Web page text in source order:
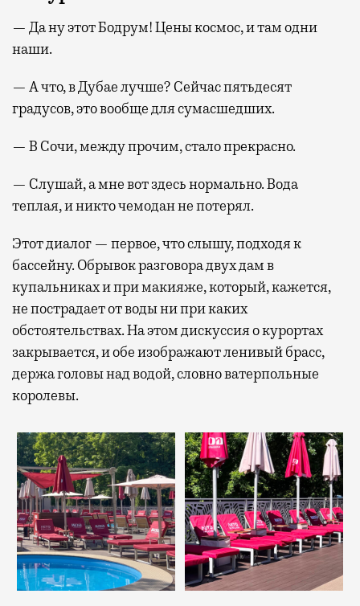
— Да ну этот Бодрум! Цены космос, и там одни
наши.
— А что, в Дубае лучше? Сейчас пятьдесят
градусов, это вообще для сумасшедших.
— В Сочи, между прочим, стало прекрасно.
— Слушай, а мне вот здесь нормально. Вода
теплая, и никто чемодан не потерял.
Этот диалог — первое, что слышу, подходя к
бассейну. Обрывок разговора двух дам в
купальниках и при макияже, который, кажется,
не пострадает от воды ни при каких
обстоятельствах. На этом дискуссия о курортах
закрывается, и обе изображают ленивый брасс,
держа головы над водой, словно ватерпольные
королевы.